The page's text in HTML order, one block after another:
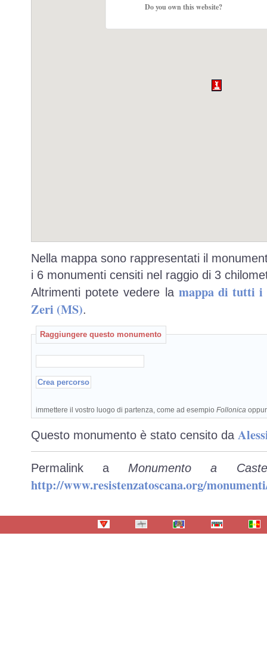
Do you own this website?
Nella mappa sono rappresentati il
i 6 monumenti censiti nel raggio di 3
Altrimenti potete vedere la mappa di tutti i
Zeri (MS).
Raggiungere questo monumento
immettere il vostro luogo di partenza, come ad esempio Follonica
Questo monumento è stato censito da
Permalink a Monumento a
http://www.resistenzatoscana.org/